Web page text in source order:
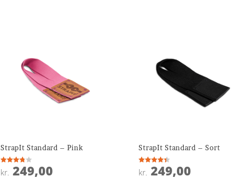
StrapIt Standard – Pink
Vurderet
3.8
kr. 249,00
StrapIt Standard – Sort
Vurderet
4.4
kr. 249,00